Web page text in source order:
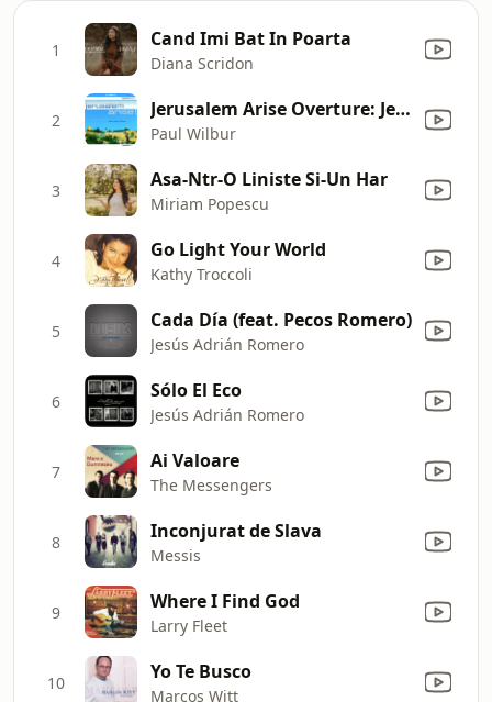
1 Cand Imi Bat In Poarta
Diana Scridon
2 Jerusalem Arise Overture: Jerusalem Arise and Shalom Jerusalem (Split Trax)
Paul Wilbur
3 Asa-Ntr-O Liniste Si-Un Har
Miriam Popescu
4 Go Light Your World
Kathy Troccoli
5 Cada Día (feat. Pecos Romero)
Jesús Adrián Romero
6 Sólo El Eco
Jesús Adrián Romero
7 Ai Valoare
The Messengers
8 Inconjurat de Slava
Messis
9 Where I Find God
Larry Fleet
10 Yo Te Busco
Marcos Witt